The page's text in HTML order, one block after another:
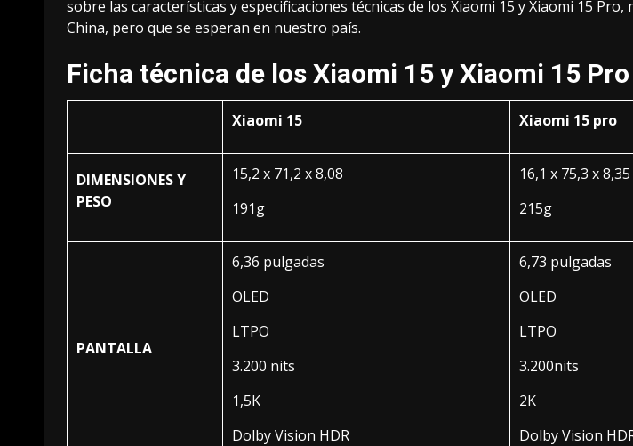
sobre las características y especificaciones técnicas de los Xiaomi 15 y Xiaomi 15
China, pero que se esperan en nuestro país.
Ficha técnica de los Xiaomi 15 y Xiaomi 15 Pro
Xiaomi 15 Xiaomi 15 pro
DIMENSIONES Y
PESO
15,2 x 71,2 x 8,08
191g
16,1 x 75,3 x 8,35
215g
PANTALLA
6,36 pulgadas
OLED
LTPO
3.200 nits
1,5K
Dolby Vision HDR
6,73 pulgadas
OLED
LTPO
3.200nits
2K
Dolby Vision